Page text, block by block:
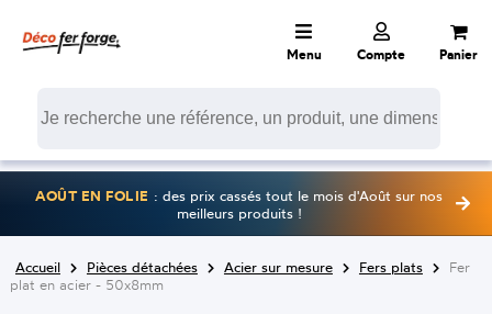
Menu Compte Panier
AOÛT EN FOLIE : des prix cassés tout le mois d'Août sur nos
meilleurs produits !
Accueil Pièces détachées Acier sur mesure Fers plats
Fer
plat en acier - 50x8mm